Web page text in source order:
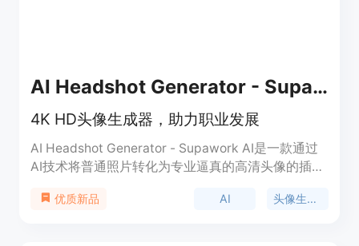
AI Headshot Generator - Supawork AI
4K HD头像生成器，助力职业发展
AI Headshot Generator - Supawork AI是一款通过
AI技术将普通照片转化为专业逼真的高清头像的插
需求。支持多种头像风格，包括商务、创意、流行和
优质新品 AI 头像生成器